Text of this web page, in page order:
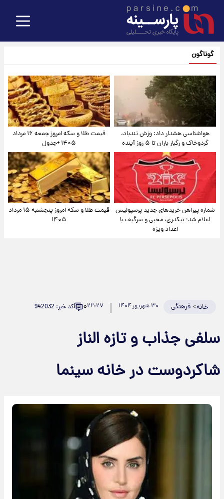
گوناگون
هواشناسی هشدار داد: وزش تندباد،
گردوخاک و رگبار باران تا ۵ روز آینده
قیمت طلا و سکه امروز جمعه ۱۶ مرداد
۱۴۰۵ +جدول
شماره پیراهن خریدهای جدید پرسپولیس
اعلام شد؛ تیکدری، محبی و سرگیف با
اعداد ویژه
قیمت طلا و سکه امروز پنجشنبه ۱۵ مرداد
۱۴۰۵
خانه>فرهنگی ۳۰ شهریور ۱۴۰۴ ۲۲:۲۷۰ کد خبر: 942032
سلفی جذاب و تازه الناز
شاکردوست در خانه سینما